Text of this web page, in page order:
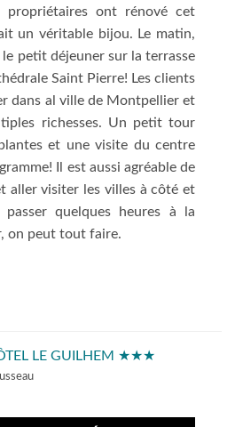
propriétaires ont rénové cet
un véritable bijou. Le matin,
petit déjeuner sur la terrasse
Saint Pierre! Les clients
dans al ville de Montpellier et
richesses. Un petit tour
et une visite du centre
Il est aussi agréable de
aller visiter les villes à côté et
quelques heures à la
on peut tout faire.
LE GUILHEM ★★★